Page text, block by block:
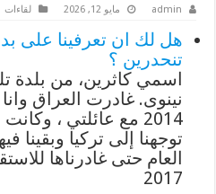
admin مايو 12, 2026 لقاءات
هل لك ان تعرفينا على
تنحدرين ؟
اسمي كاثرين، من
نينوى. غادرت العراق
2014 مع عائلتي ،
توجهنا إلى تركيا وبقينا
العام حتى غادرناها
2017